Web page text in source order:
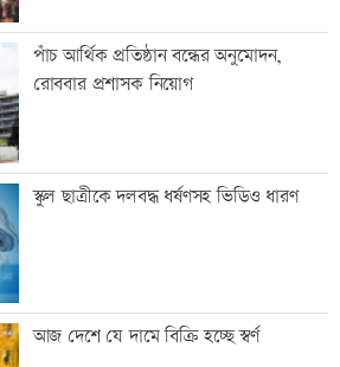
আইসাকা ঢাকা চ্যাপ্টারের নতুন সভাপতি
আজাদ, সেক্রেটারি ফারুক
প্রবীণ সাংবাদিক মৃণাল কৃষ্ণ আর নেই
দেশের মানুষকে দেয়া জবান রক্ষা করতে
চাই: প্রধানমন্ত্রী
পাঁচ আর্থিক প্রতিষ্ঠান বন্ধের অনুমোদন,
রোববার প্রশাসক নিয়োগ
স্কুল ছাত্রীকে দলবদ্ধ ধর্ষণসহ ভিডিও ধারণ
আজ দেশে যে দামে বিক্রি হচ্ছে স্বর্ণ